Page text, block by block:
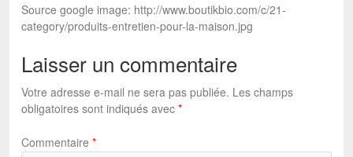
Source google image: http://www.boutikbio.com/c/21-
category/produits-entretien-pour-la-maison.jpg
Laisser un commentaire
Votre adresse e-mail ne sera pas publiée. Les champs
obligatoires sont indiqués avec *
Commentaire *